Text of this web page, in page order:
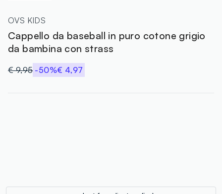
OVS KIDS
Cappello da baseball in puro cotone grigio
da bambina con strass
€ 9,95 -50%€ 4,97